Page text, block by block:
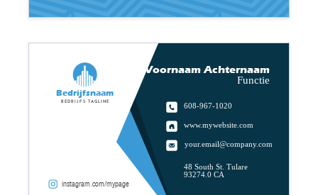
instagram.com/mypage
48 South St. Tulare
93274.0 CA
www.mywebsite.com
your.email@company.com
608-967-1020
Functie
Voornaam Achternaam
Bedrijfsnaam
Bedrijfs tagline